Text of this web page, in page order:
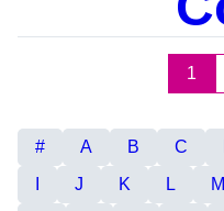
1
# A B C
J K L M